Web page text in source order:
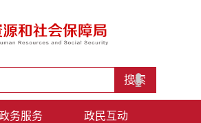
务服务 政民互动